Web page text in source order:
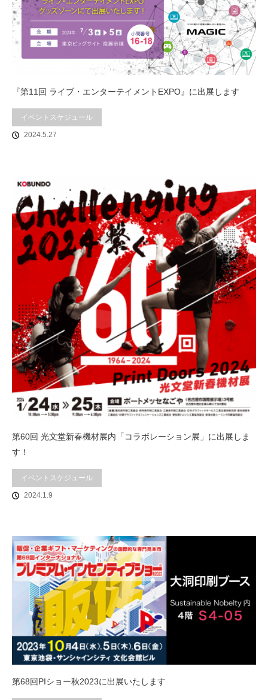
『第11回 ライブ・エンターテイメントEXPO』に出展します
イベントスケジュール
2024.5.27
第60回 光文堂新春機材展内「コラボレーション展」に出展しま
す！
イベントスケジュール
2024.1.9
第68回PIショー秋2023に出展いたします